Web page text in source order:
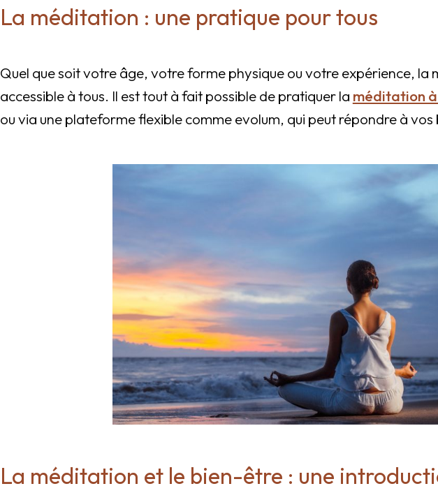
La méditation : une pratique pour tous
Quel que soit votre âge, votre forme physique ou votre expérience, la
accessible à tous. Il est tout à fait possible de pratiquer la méditation
ou via une plateforme flexible comme evolum, qui peut répondre à vos
La méditation et le bien-être : une